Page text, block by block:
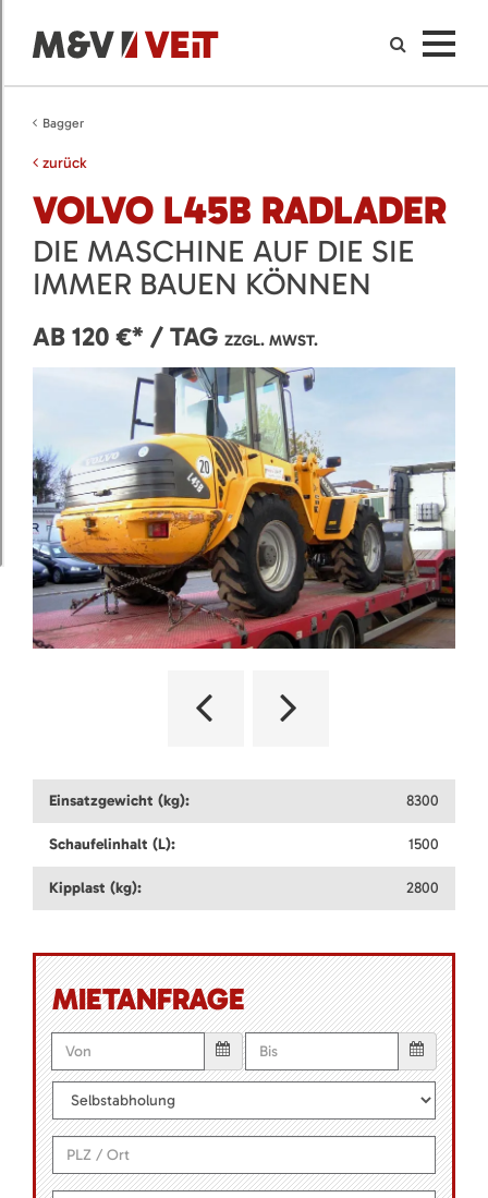
Bagger
zurück
VOLVO L45B RADLADER
DIE MASCHINE AUF DIE SIE
IMMER BAUEN KÖNNEN
AB 120 €* / TAG ZZGL. MWST.
Einsatzgewicht (kg): 8300
Schaufelinhalt (L): 1500
Kipplast (kg): 2800
MIETANFRAGE